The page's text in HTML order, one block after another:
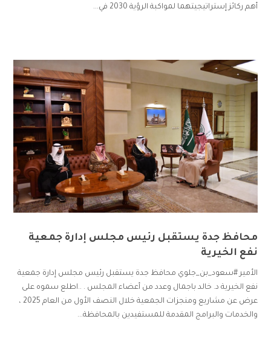
أهم ركائز إستراتيجيتهما لمواكبة الرؤية 2030 في...
محافظ جدة يستقبل رئيس مجلس إدارة جمعية
نفع الخيرية
الأمير #سعود_بن_جلوي محافظ جدة يستقبل رئيس مجلس إدارة جمعية
نفع الخيرية د. خالد باجمال وعدد من أعضاء المجلس . ..اطلع سموه على
عرض عن مشاريع ومنجزات الجمعية خلال النصف الأول من العام 2025 ،
والخدمات والبرامج المقدمة للمستفيدين بالمحافظة...